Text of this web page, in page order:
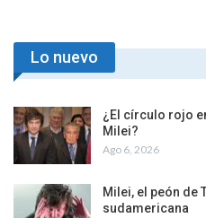
Lo nuevo
¿El círculo rojo
Milei?
Ago 6, 2026
Milei, el peón de
sudamericana